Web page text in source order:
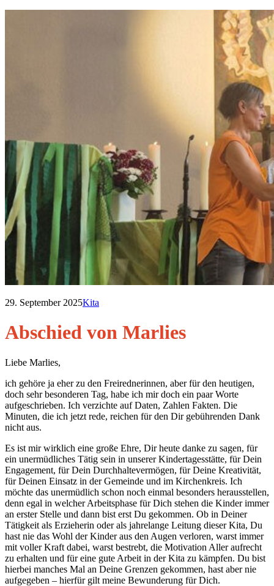
29. September 2025Kita
Abschied von Marlies
Liebe Marlies,
ich gehöre ja eher zu den Freirednerinnen, aber für den heutigen,
doch sehr besonderen Tag, habe ich mir doch ein paar Worte
aufgeschrieben. Ich verzichte auf Daten, Zahlen Fakten. Die
Minuten, die ich jetzt rede, reichen für den Dir gebührenden Dank
nicht aus.
Es ist mir wirklich eine große Ehre, Dir heute danke zu sagen, für
ein unermüdliches Tätig sein in unserer Kindertagesstätte, für Dein
Engagement, für Dein Durchhaltevermögen, für Deine Kreativität,
für Deinen Einsatz in der Gemeinde und im Kirchenkreis. Ich
möchte das unermüdlich schon noch einmal besonders herausstellen,
denn egal in welcher Arbeitsphase für Dich stehen die Kinder immer
an erster Stelle und dann bist erst Du gekommen. Ob in Deiner
Tätigkeit als Erzieherin oder als jahrelange Leitung dieser Kita, Du
hast nie das Wohl der Kinder aus den Augen verloren, warst immer
mit voller Kraft dabei, warst bestrebt, die Motivation Aller aufrecht
zu erhalten und für eine gute Arbeit in der Kita zu kämpfen. Du bist
hierbei manches Mal an Deine Grenzen gekommen, hast aber nie
aufgegeben – hierfür gilt meine Bewunderung für Dich.